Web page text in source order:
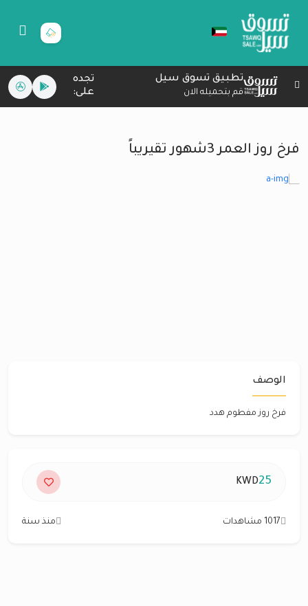
تطبيق تسوق سيل
قم بتحميله الان
تجده
على:
فرخ روز العمر 3شهور تقيريباً
الوصف
فرخ روز مفطوم هدد
25
KWD
1017 مشاهدات منذ سنة